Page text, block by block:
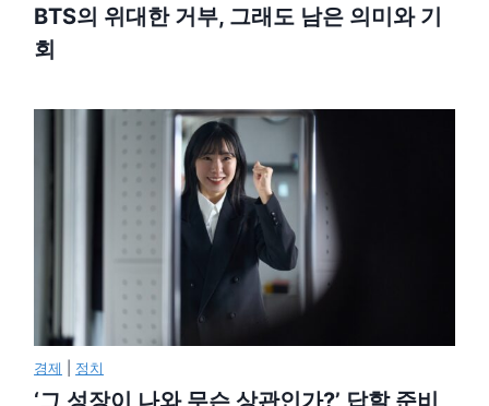
BTS의 위대한 거부, 그래도 남은 의미와 기
회
경제 정치